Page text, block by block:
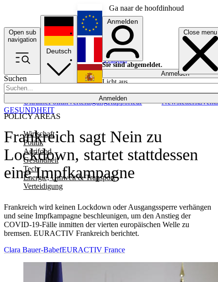
Ga naar de hoofdinhoud
Open sub
navigation
Close menu
Suchen
Anmelden
POLICY AREAS
Wirtschaft
Politik
Agrifood
Gesundheit
Tech
Energie, Umwelt & Transport
Verteidigung
UkrainePolitikVerteidigungRapporteur NewslettersEvents
Deutsch
English
Français
Anmelden
Sie sind abgemeldet.
Anmelden
Licht aus
Frankreich sagt Nein zu
Lockdown, startet stattdessen
eine Impfkampagne
Frankreich wird keinen Lockdown oder Ausgangssperre verhängen
und seine Impfkampagne beschleunigen, um den Anstieg der
COVID-19-Fälle inmitten der vierten europäischen Welle zu
bremsen. EURACTIV Frankreich berichtet.
GESUNDHEIT
Clara Bauer-BabefEURACTIV France